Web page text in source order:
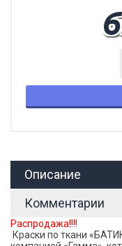
Описание
Комментарии
Распродажа!!!!
Краски по ткани